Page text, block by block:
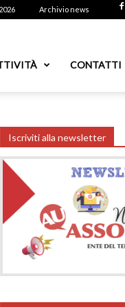
Archivio news
CONTATTI
Iscriviti alla newsletter